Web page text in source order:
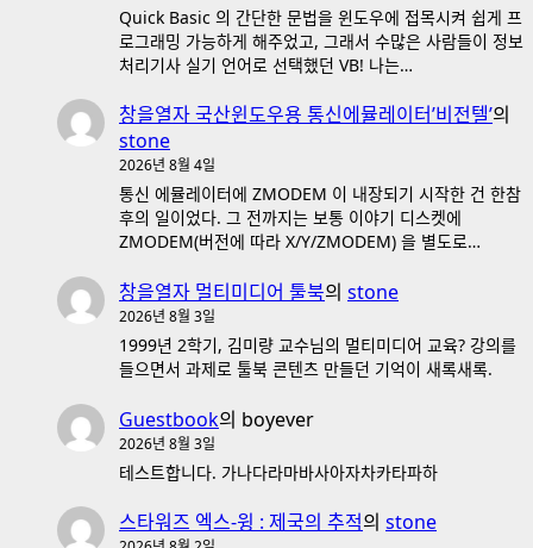
Quick Basic 의 간단한 문법을 윈도우에 접목시켜 쉽게 프
로그래밍 가능하게 해주었고, 그래서 수많은 사람들이 정보
처리기사 실기 언어로 선택했던 VB! 나는…
창을열자 국산윈도우용 통신에뮬레이터’비전텔’의
stone
2026년 8월 4일
통신 에뮬레이터에 ZMODEM 이 내장되기 시작한 건 한참
후의 일이었다. 그 전까지는 보통 이야기 디스켓에
ZMODEM(버전에 따라 X/Y/ZMODEM) 을 별도로…
창을열자 멀티미디어 툴북의 stone
2026년 8월 3일
1999년 2학기, 김미량 교수님의 멀티미디어 교육? 강의를
들으면서 과제로 툴북 콘텐츠 만들던 기억이 새록새록.
Guestbook의 boyever
2026년 8월 3일
테스트합니다. 가나다라마바사아자차카타파하
스타워즈 엑스-윙 : 제국의 추적의 stone